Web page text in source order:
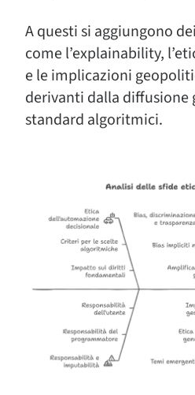
A questi si aggiungono
come l’explainability,
e le implicazioni
derivanti dalla diffusione
standard algoritmici.